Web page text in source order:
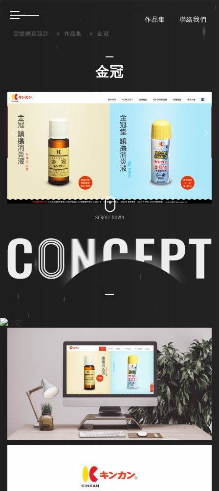
作品集 聯絡我們
亞惿網頁設計 作品集 金冠
金冠